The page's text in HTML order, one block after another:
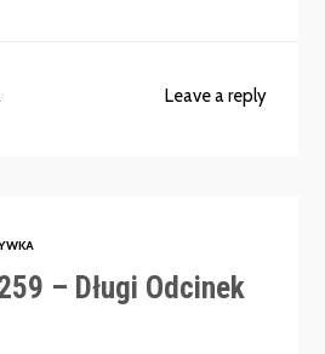
Leave a reply
– Długi Odcinek